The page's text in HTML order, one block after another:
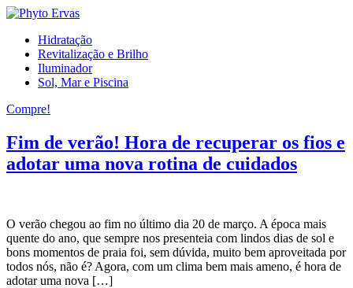
Hidratação
Revitalização e Brilho
Iluminador
Sol, Mar e Piscina
Compre!
Fim de verão! Hora de recuperar os fios e
adotar uma nova rotina de cuidados
O verão chegou ao fim no último dia 20 de março. A época mais
quente do ano, que sempre nos presenteia com lindos dias de sol e
bons momentos de praia foi, sem dúvida, muito bem aproveitada por
todos nós, não é? Agora, com um clima bem mais ameno, é hora de
adotar uma nova […]